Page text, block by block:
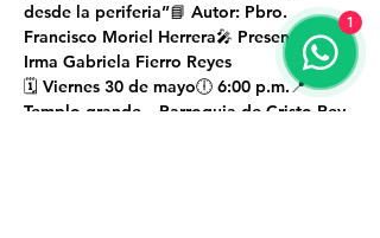
desde la periferia”📘 Autor: Pbro.
Francisco Moriel Herrera🎤 Presenta: Dra.
Irma Gabriela Fierro Reyes
🗓 Viernes 30 de mayo🕕 6:00 p.m.📍
Templo grande – Parroquia de Cristo Rey
1